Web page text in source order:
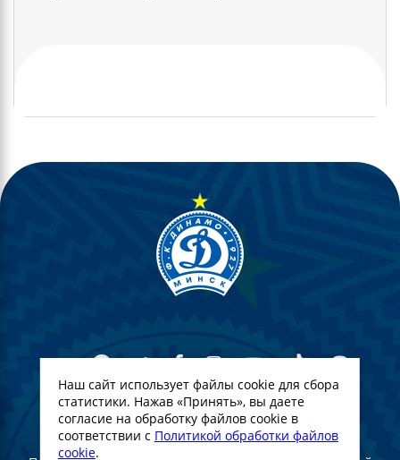
© Футбольны клуб Дынама-Мінск. 2022
Наш сайт использует файлы cookie для сбора
статистики. Нажав «Принять», вы даете
согласие на обработку файлов cookie в
соответствии с Политикой обработки файлов
cookie.